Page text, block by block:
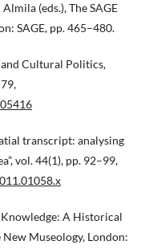
(eds.), The SAGE
SAGE, pp. 465–480.
Cultural Politics,
transcript: analysing
vol. 44(1), pp. 92–99,
A Historical
New Museology, London: